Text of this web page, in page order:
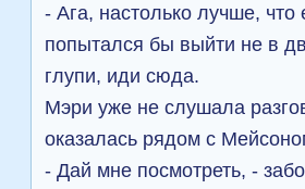
- Ага, настолько лучше,
попытался бы выйти не в
глупи, иди сюда.
Мэри уже не слушала
оказалась рядом с
- Дай мне посмотреть, -